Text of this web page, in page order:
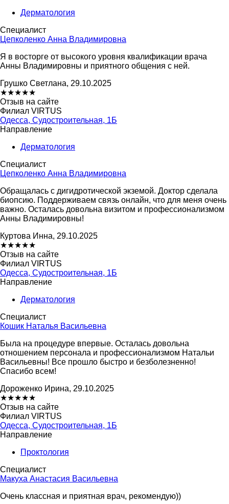
Дерматология
Специалист
Цепколенко Анна Владимировна
Я в восторге от высокого уровня квалификации врача
Анны Владимировны и приятного общения с ней.
Грушко Светлана, 29.10.2025
★★★★★
Отзыв на сайте
Филиал VIRTUS
Одесса, Судостроительная, 1Б
Направление
Дерматология
Специалист
Цепколенко Анна Владимировна
Обращалась с дигидротической экземой. Доктор сделала
биопсию. Поддерживаем связь онлайн, что для меня очень
важно. Осталась довольна визитом и профессионализмом
Анны Владимировны!
Куртова Инна, 29.10.2025
★★★★★
Отзыв на сайте
Филиал VIRTUS
Одесса, Судостроительная, 1Б
Направление
Дерматология
Специалист
Кошик Наталья Васильевна
Была на процедуре впервые. Осталась довольна
отношением персонала и профессионализмом Натальи
Васильевны! Все прошло быстро и безболезненно!
Спасибо всем!
Дороженко Ирина, 29.10.2025
★★★★★
Отзыв на сайте
Филиал VIRTUS
Одесса, Судостроительная, 1Б
Направление
Проктология
Специалист
Макуха Анастасия Васильевна
Очень классная и приятная врач, рекомендую))